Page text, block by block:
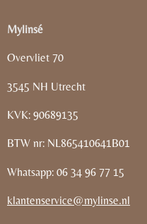
Mylinsé
Overvliet 70
3545 NH Utrecht
KVK: 90689135
BTW nr: NL865410641B01
Whatsapp: 06 34 96 77 15
klantenservice@mylinse.nl